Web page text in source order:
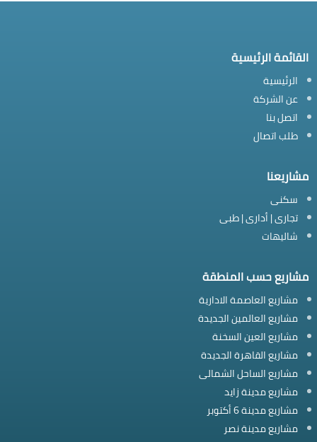
القائمة الرئيسية
الرئيسية
عن الشركة
اتصل بنا
طلب اتصال
مشاريعنا
سكنى
تجارى | أدارى | طبى
شاليهات
مشاريع حسب المنطقة
مشاريع العاصمة الادارية
مشاريع العالمين الجديدة
مشاريع العين السخنة
مشاريع القاهرة الجديدة
مشاريع الساحل الشمالى
مشاريع مدينة زايد
مشاريع مدينة 6 أكتوبر
مشاريع مدينة نصر